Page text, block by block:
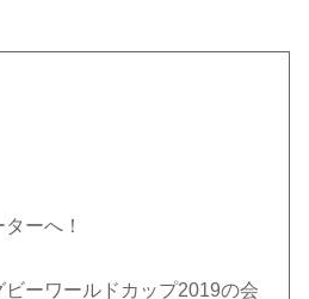
ーへ！
ーワールドカップ2019の会